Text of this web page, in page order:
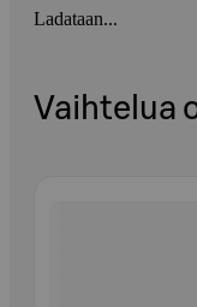
Ladataan...
Vaihtelua